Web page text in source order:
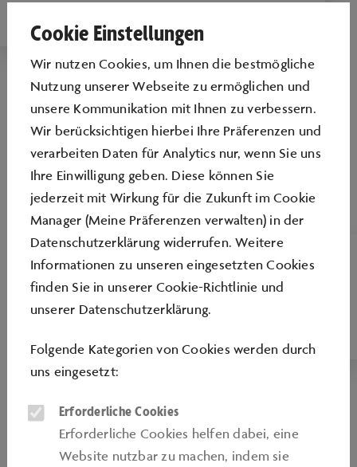
FÜR AUSZUBILDENDE
SKILL FACTORY
Cookie Einstellungen
Wir nutzen Cookies, um Ihnen die bestmögliche
Nutzung unserer Webseite zu ermöglichen und
unsere Kommunikation mit Ihnen zu verbessern.
Wir berücksichtigen hierbei Ihre Präferenzen und
verarbeiten Daten für Analytics nur, wenn Sie uns
Ihre Einwilligung geben. Diese können Sie
jederzeit mit Wirkung für die Zukunft im Cookie
Manager (Meine Präferenzen verwalten) in der
Datenschutzerklärung widerrufen. Weitere
Informationen zu unseren eingesetzten Cookies
finden Sie in unserer Cookie-Richtlinie und
unserer Datenschutzerklärung.
Folgende Kategorien von Cookies werden durch
uns eingesetzt:
Erforderliche Cookies
Erforderliche Cookies helfen dabei, eine
Website nutzbar zu machen, indem sie